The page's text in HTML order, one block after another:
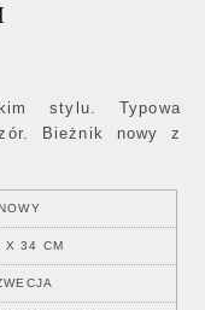
stylu. Typowa
Bieżnik nowy z
X 34 CM